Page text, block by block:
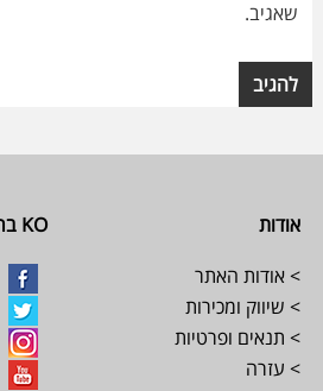
שאגיב.
Footer
אודות
> אודות האתר
> שיווק ומכירות
> תנאים ופרטיות
> עזרה
KO ברשת